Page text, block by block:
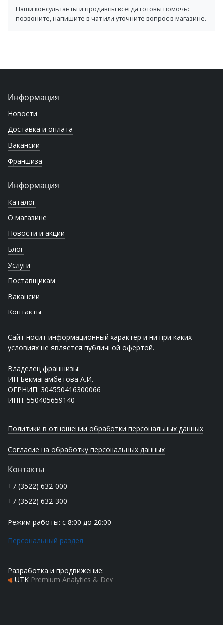
Наши консультанты и продавцы всегда готовы помочь:
позвоните, напишите в чат или уточните вопрос в магазине.
Информация
Новости
Доставка и оплата
Вакансии
Франшиза
Информация
Каталог
О магазине
Новости и акции
Блог
Услуги
Поставщикам
Вакансии
Контакты
Сайт носит информационный характер и ни при каких
условиях не является публичной офертой.
Владелец франшизы:
ИП Бекмагамбетова А.И.
ОГРНИП: 304550416300066
ИНН: 550405659140
Политики в отношении обработки персональных данных
Согласие на обработку персональных данных
Контакты
+7 (3522) 632-000
+7 (3522) 632-300
Режим работы: с 8:00 до 20:00
Персональный раздел
Разработка и продвижение:
UTK Premium Analytics & Dev